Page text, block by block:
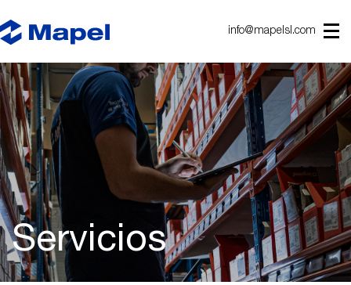
info@mapelsl.com
Servicios